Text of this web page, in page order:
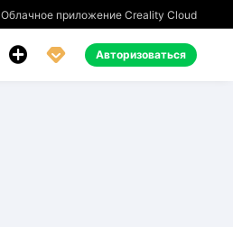
Облачное приложение Creality Cloud
  Авторизоваться